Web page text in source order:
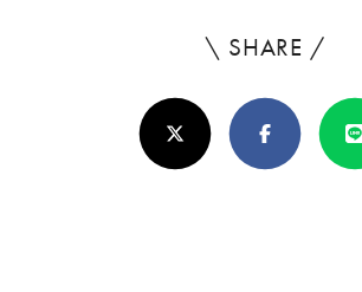
\ SHARE /
ろ
し
け
X(Twitter)FacebookLine